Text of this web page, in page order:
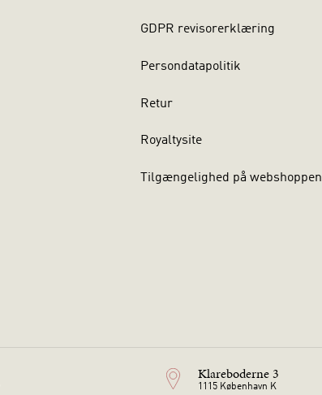
GDPR revisorerklæring
Persondatapolitik
Retur
Royaltysite
Tilgængelighed på webshoppen
Klareboderne 3
1115 København K